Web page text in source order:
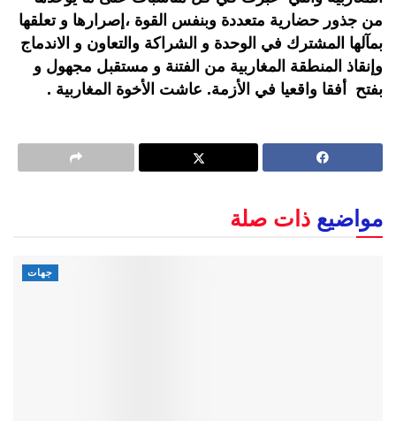
من جذور حضارية متعددة وبنفس القوة ،إصرارها و تعلقها
بمآلها المشترك في الوحدة و الشراكة والتعاون و الاندماج
وإنقاذ المنطقة المغاربية من الفتنة و مستقبل مجهول و
بفتح أفقا واقعيا في الأزمة. عاشت الأخوة المغاربية .
مواضيع ذات صلة
جهات